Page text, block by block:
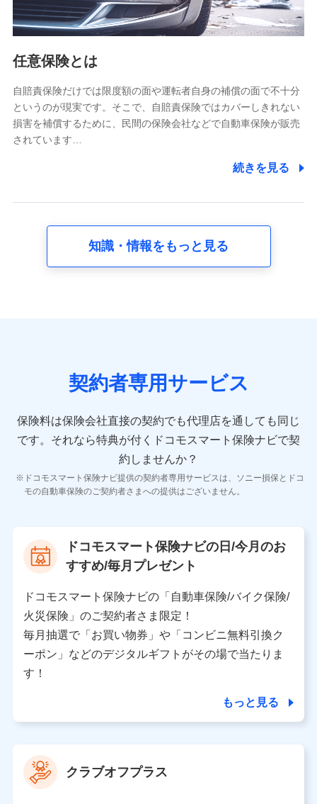
報。例として、dポイントカード番号、性別、年齢、家族
構成、住所、dポイント残高、dポイント利用履歴などが
含まれます。
当社又は株式会社NTTドコモが提供する各種サービスな
又は株式会社NTTドコモが提供する各種サービスのご契
約状態・ご利用履歴インターネット利用時の行動に関す
る情報、アプリケーション利用時の行動に関する情報、
購入されたサービスや商品の名称・購入場所・決済に関
する情報、アンケートの回答に関する情報などが含まれ
の内容、保険料、保険料のお支払方法、車のメーカーや
走行距離などの情報、建物の構造や築年数などの情報、
険契約に関する情報。例として、保険契約者及び被保険
者の氏名、住所、生年月日、性別、保険契約者と被保険
報、建物の構造や築年数などの情報、ペットの種類や年
齢などの情報などが含まれます。
【共同して利用する者の範囲】
当社
当社又は株式会社NTTドコモが提供する保険関連サービ
スにおけるユーザ登録受付および管理のため
を受けている保険会社・提携会社の保険その他に関する
情報を提供するため、また維持管理等の委託業務遂行の
ため、またそれらに付帯、関連する当社、株式会社NTT
ドコモおよび提携会社のサービスを案内、提供するため
（各サービスで取得したサービス利用履歴、ウェブサイ
トの閲覧履歴、購買履歴、ご契約内容等のパーソナルデ
ータを分析して、お客さまの趣味・嗜好・傾向に応じた
上記に係る案内・手続き・管理等付帯業務を行うため
【当該個人データの管理について責任を有する者の名称・住
所・代表者名】
任意保険とは
自賠責保険だけでは限度額の面や運転者自身の補償の面で不十分
というのが現実です。そこで、自賠責保険ではカバーしきれない
損害を補償するために、民間の保険会社などで自動車保険が販売
されています…
続きを見る
知識・情報をもっと見る
契約者専用サービス
保険料は保険会社直接の契約でも代理店を通しても同じ
です。 それなら特典が付くドコモスマート保険ナビで契
約しませんか？
ドコモスマート保険ナビ提供の契約者専用サービスは、ソニー損保とドコ
モの自動車保険のご契約者さまへの提供はございません。
ドコモスマート保険ナビの日/今月のお
すすめ/毎月プレゼント
ドコモスマート保険ナビの「自動車保険/バイク保険/
火災保険」のご契約者さま限定！
毎月抽選で「お買い物券」や「コンビニ無料引換ク
ーポン」などのデジタルギフトがその場で当たりま
す！
もっと見る
クラブオフプラス